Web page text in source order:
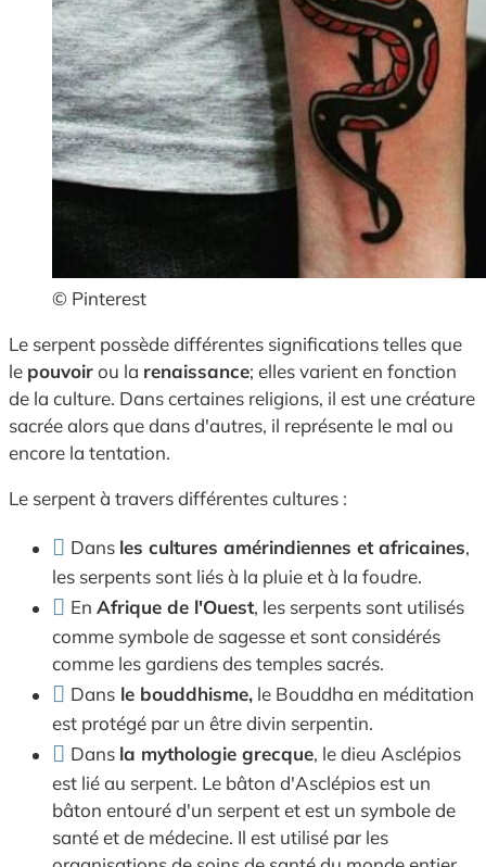
© Pinterest
Le serpent possède différentes significations telles que
le pouvoirou la renaissance; elles varient en fonction
de la culture. Dans certaines religions, il est une créature
sacrée alors que dans d'autres, il représente le mal ou
encore la tentation.
Le serpent à travers différentes cultures :
Dans les cultures amérindiennes et africaines,
les serpents sont liés à la pluie et à la foudre.
EnAfrique de l'Ouest, les serpents sont utilisés
comme symbole de sagesse et sont considérés
comme les gardiens des temples sacrés.
Dans le bouddhisme, le Bouddha en méditation
est protégé par un être divin serpentin.
Dans la mythologie grecque, le dieu Asclépios
est lié au serpent. Le bâton d'Asclépios est un
bâton entouré d'un serpent et est un symbole de
santé et de médecine. Il est utilisé par les